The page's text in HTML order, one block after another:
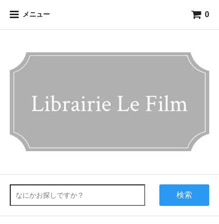
メニュー 0
検索